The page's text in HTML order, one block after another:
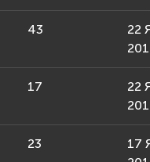
43
22
17
22
23
17